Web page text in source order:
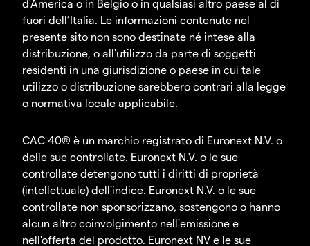
d'America o in Belgio o in qualsiasi altro paese al di
fuori dell’Italia. Le informazioni contenute nel
presente sito non sono destinate né intese alla
distribuzione, o all'utilizzo da parte di soggetti
residenti in una giurisdizione o paese in cui tale
utilizzo o distribuzione sarebbero contrari alla legge
o normativa locale applicabile.
CAC 40® è un marchio registrato di Euronext N.V. o
delle sue controllate. Euronext N.V. o le sue
controllate detengono tutti i diritti di proprietà
(intellettuale) dell'indice. Euronext N.V. o le sue
controllate non sponsorizzano, sostengono o hanno
alcun altro coinvolgimento nell'emissione e
nell'offerta del prodotto. Euronext NV e le sue